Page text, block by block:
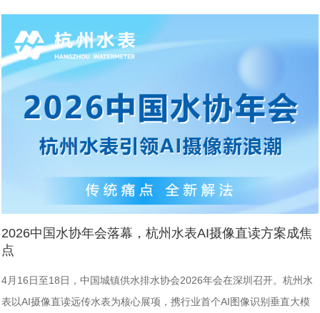
2026中国水协年会落幕，杭州水表AI摄像直读方案成焦
点
4月16日至18日，中国城镇供水排水协会2026年会在深圳召开。杭州水
表以AI摄像直读远传水表为核心展项，携行业首个AI图像识别垂直大模